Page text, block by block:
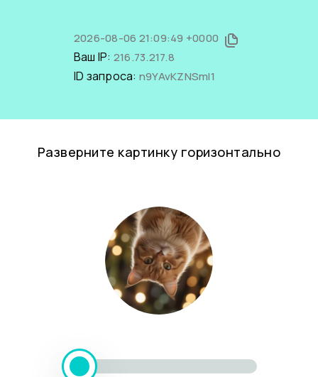
2026-08-06 21:09:49 +0000
Ваш IP: 216.73.217.8
ID запроса: n9YAvKZNSmI1
Разверните картинку горизонтально